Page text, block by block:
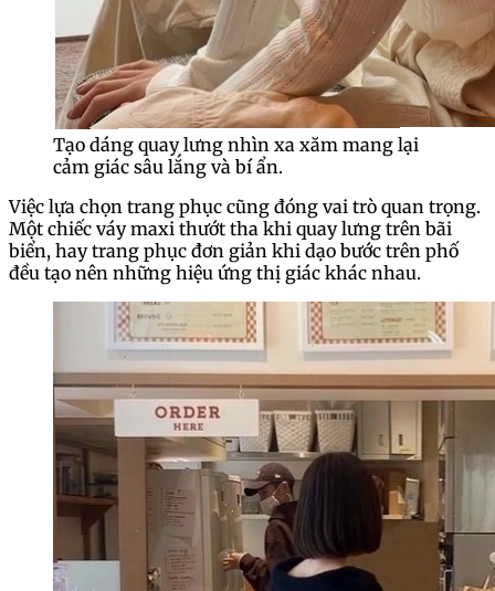
Tạo dáng quay lưng nhìn xa xăm mang lại
cảm giác sâu lắng và bí ẩn.
Việc lựa chọn trang phục cũng đóng vai trò quan trọng.
Một chiếc váy maxi thướt tha khi quay lưng trên bãi
biển, hay trang phục đơn giản khi dạo bước trên phố
đều tạo nên những hiệu ứng thị giác khác nhau.